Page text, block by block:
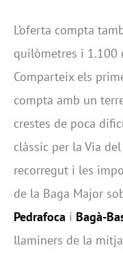
L’oferta compta
quilòmetres i 1.100
Comparteix els
compta amb un
crestes de poca
clàssic per la Via
recorregut i les
de la Baga Major
Pedrafoca i Bagà-
llaminers de la